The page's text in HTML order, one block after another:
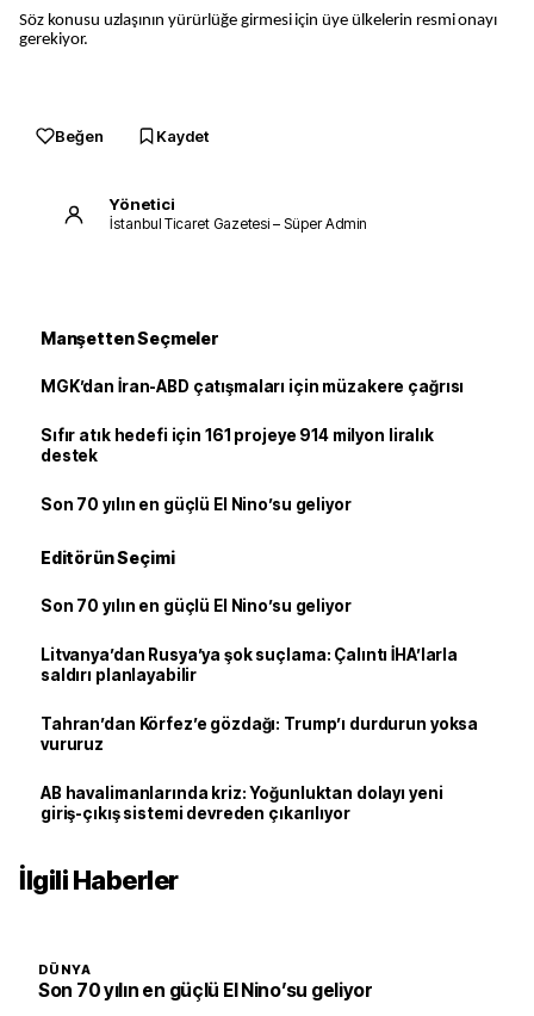
Söz konusu uzlaşının yürürlüğe girmesi için üye ülkelerin resmi onayı
gerekiyor.
Beğen Kaydet
Yönetici
İstanbul Ticaret Gazetesi – Süper Admin
Manşetten Seçmeler
MGK’dan İran-ABD çatışmaları için müzakere çağrısı
Sıfır atık hedefi için 161 projeye 914 milyon liralık
destek
Son 70 yılın en güçlü El Nino’su geliyor
Editörün Seçimi
Son 70 yılın en güçlü El Nino’su geliyor
Litvanya’dan Rusya’ya şok suçlama: Çalıntı İHA’larla
saldırı planlayabilir
Tahran’dan Körfez’e gözdağı: Trump’ı durdurun yoksa
vururuz
AB havalimanlarında kriz: Yoğunluktan dolayı yeni
giriş-çıkış sistemi devreden çıkarılıyor
İlgili Haberler
DÜNYA
Son 70 yılın en güçlü El Nino’su geliyor